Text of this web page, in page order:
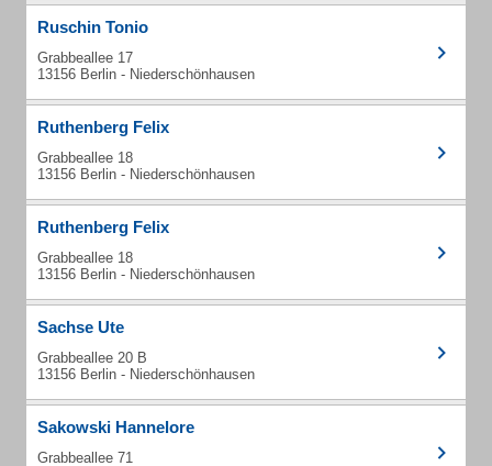
Ruschin Tonio
Grabbeallee 17
13156 Berlin - Niederschönhausen
Ruthenberg Felix
Grabbeallee 18
13156 Berlin - Niederschönhausen
Ruthenberg Felix
Grabbeallee 18
13156 Berlin - Niederschönhausen
Sachse Ute
Grabbeallee 20 B
13156 Berlin - Niederschönhausen
Sakowski Hannelore
Grabbeallee 71